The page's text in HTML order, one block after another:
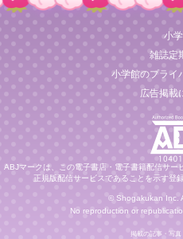
小
雑誌定
小学館のプライ
広告掲載
ABJマークは、この電子書店・電子書籍配信サー
正規版配信サービスであることを示す登
© Shogakukan Inc.
No reproduction or
掲載の記事・写